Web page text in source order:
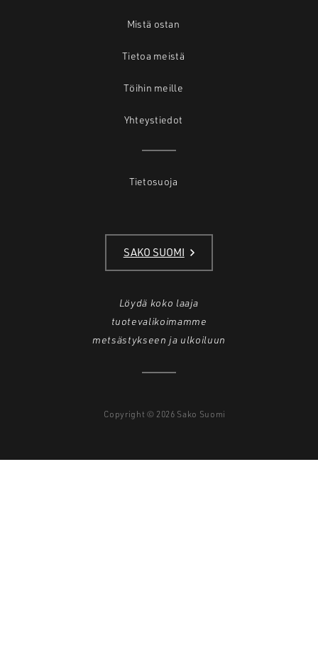
Mistä ostan
Tietoa meistä
Töihin meille
Yhteystiedot
Tietosuoja
SAKO SUOMI
Löydä koko laaja
tuotevalikoimamme
metsästykseen ja ulkoiluun
Copyright © 2026 Sako Suomi